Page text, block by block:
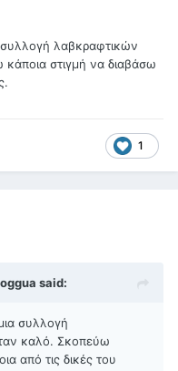
συλλογή λαβκραφτικών
στιγμή να διαβάσω
1
said:
συλλογή
καλό. Σκοπεύω
από τις δικές του